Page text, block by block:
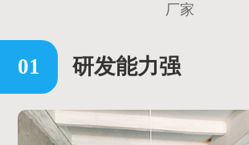
厂家
研发能力强